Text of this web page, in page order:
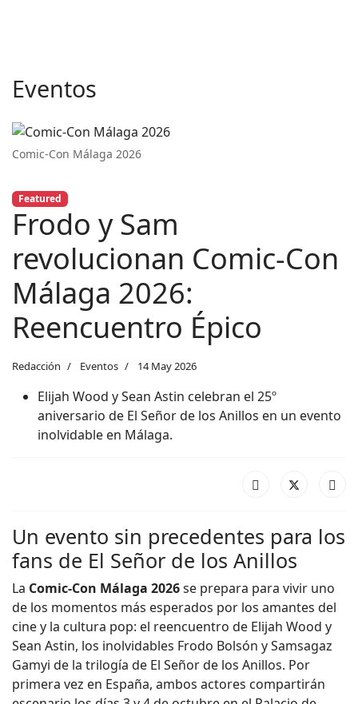
Eventos
Comic-Con Málaga 2026
Featured
Frodo y Sam
revolucionan Comic-Con
Málaga 2026:
Reencuentro Épico
Redacción Eventos 14 May 2026
Elijah Wood y Sean Astin celebran el 25º
aniversario de El Señor de los Anillos en un evento
inolvidable en Málaga.
Un evento sin precedentes para los
fans de El Señor de los Anillos
La Comic-Con Málaga 2026se prepara para vivir uno
de los momentos más esperados por los amantes del
cine y la cultura pop: el reencuentro de Elijah Wood y
Sean Astin, los inolvidables Frodo Bolsón y Samsagaz
Gamyi de la trilogía de El Señor de los Anillos. Por
primera vez en España, ambos actores compartirán